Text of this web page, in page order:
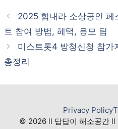
2025 힘내라 소상공인 페
트 참여 방법, 혜택, 응모 팁
미스트롯4 방청신청 참가
총정리
© 2026 ll 답답이 해소공간
Privacy Policy